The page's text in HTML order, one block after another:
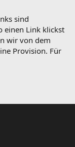
sind
einen Link klickst
wir von dem
Provision. Für